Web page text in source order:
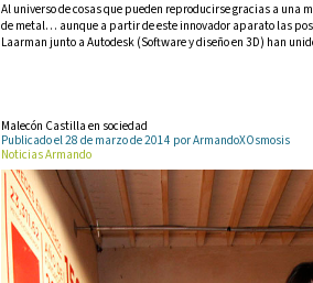
Al universo de cosas que pueden reproducirse gracias a
de metal… aunque a partir de este innovador aparato las
Laarman junto a Autodesk (Software y diseño en 3D) han
Malecón Castilla en sociedad
Publicado el 28 de marzo de 2014 por ArmandoXOsmosis
Noticias Armando